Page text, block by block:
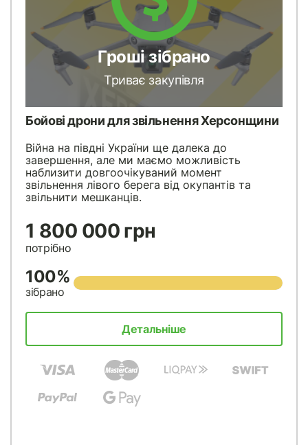
Гроші зібрано
Триває закупівля
Бойові дрони для звільнення Херсонщини
Війна на півдні України ще далека до
завершення, але ми маємо можливість
наблизити довгоочікуваний момент
звільнення лівого берега від окупантів та
звільнити мешканців.
1 800 000 грн
потрібно
100%
зібрано
Детальніше